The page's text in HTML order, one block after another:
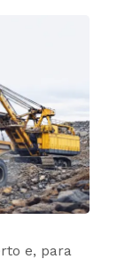
e, para